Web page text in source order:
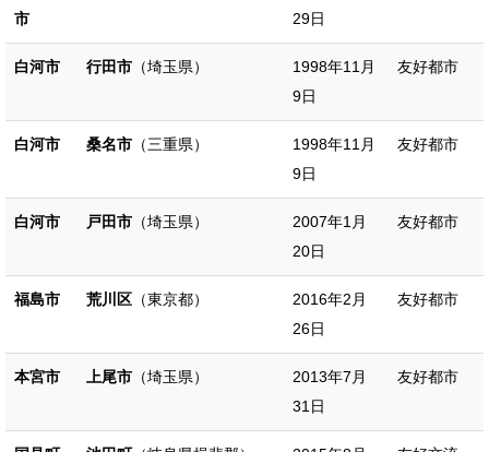
市
29日
白河市 行田市 （埼玉県）
1998年11月
9日
友好都市
白河市 桑名市 （三重県）
1998年11月
9日
友好都市
白河市 戸田市 （埼玉県）
2007年1月
20日
友好都市
福島市 荒川区 （東京都）
2016年2月
26日
友好都市
本宮市 上尾市 （埼玉県）
2013年7月
31日
友好都市